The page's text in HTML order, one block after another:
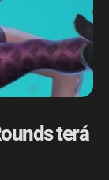
terá